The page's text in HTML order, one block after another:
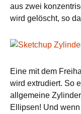
aus zwei
wird gelöscht, so
Eine mit dem
wird extrudiert. So
allgemeine
Ellipsen! Und